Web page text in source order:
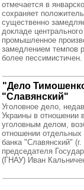
отмечается в
сохраняет
существенно
докладе
промышленное
замедлением темпов
более пессимистичен.
"Дело
"Славянский"
Уголовное дело,
Украины в отношении
уголовным делом,
отношении отдельных
банка "Славянский"
председателя
(ГНАУ) Иван